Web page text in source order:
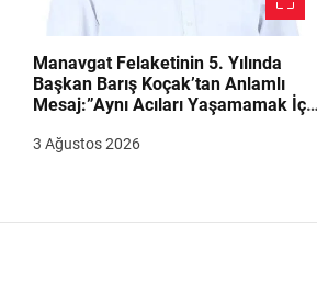
Manavgat Felaketinin 5. Yılında
Başkan Barış Koçak’tan Anlamlı
Mesaj:”Aynı Acıları Yaşamamak
3 Ağustos 2026